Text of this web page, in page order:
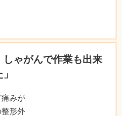
しゃがんで作業も出来
みが
形外